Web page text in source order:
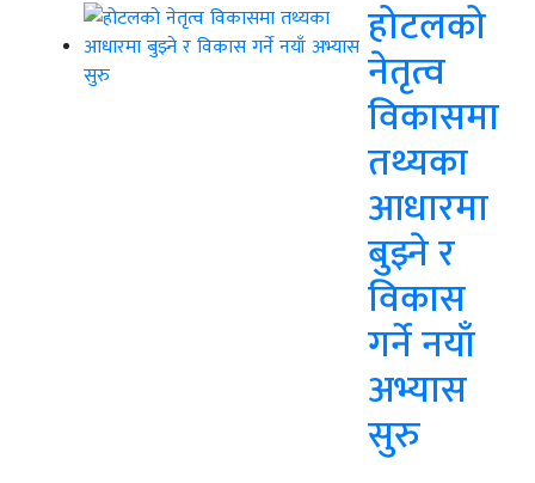
होटलको
नेतृत्व
विकासमा
तथ्यका
आधारमा
बुझ्ने र
विकास
गर्ने नयाँ
अभ्यास
सुरु